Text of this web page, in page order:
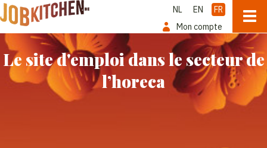
NL EN
FR
Mon compte
Le site d'emploi dans le secteur de
l’horeca